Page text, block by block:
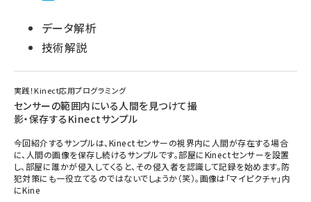
データ解析
技術解説
実践！Kinect応用プログラミング
センサーの範囲内にいる人間を見つけて撮
影・保存するKinectサンプル
今回紹介するサンプルは、Kinectセンサーの視界内に人間が存在する場合
に、人間の画像を保存し続けるサンプルです。部屋にKinectセンサーを設置
し、部屋に誰かが侵入してくると、その侵入者を認識して記録を始めます。防
犯対策にも一役立てるのではないでしょうか（笑）。画像は「マイピクチャ」内
にKine